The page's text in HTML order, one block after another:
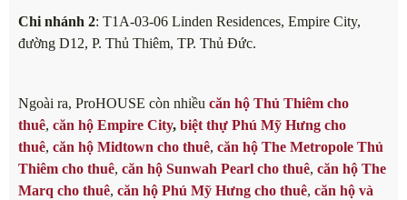
Chi nhánh 2: T1A-03-06 Linden Residences, Empire City,
đường D12, P. Thủ Thiêm, TP. Thủ Đức.
Ngoài ra, ProHOUSE còn nhiều căn hộ Thủ Thiêm cho
thuê, căn hộ Empire City, biệt thự Phú Mỹ Hưng cho
thuê, căn hộ Midtown cho thuê, căn hộ The Metropole Thủ
Thiêm cho thuê, căn hộ Sunwah Pearl cho thuê, căn hộ The
Marq cho thuê, căn hộ Phú Mỹ Hưng cho thuê, căn hộ và